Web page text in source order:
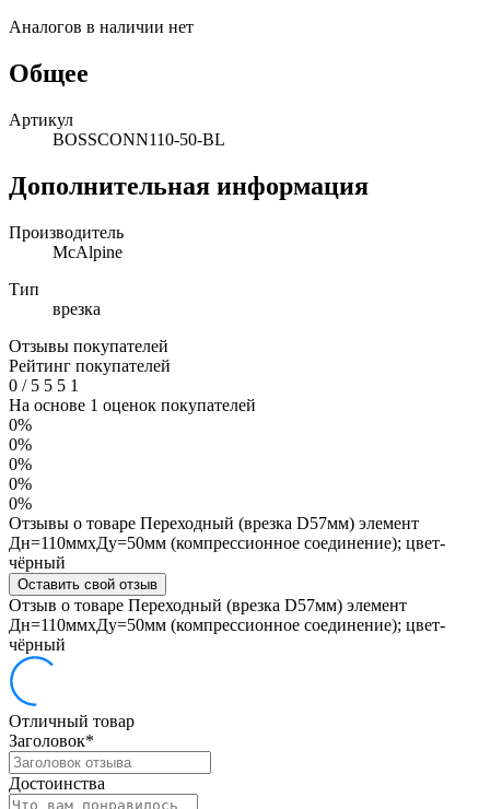
Аналогов в наличии нет
Общее
Артикул
BOSSCONN110-50-BL
Дополнительная информация
Производитель
McAlpine
Тип
врезка
Отзывы покупателей
Рейтинг покупателей
0 /5 5 5 1
На основе 1 оценок покупателей
0%
0%
0%
0%
0%
Отзывы о товаре Переходный (врезка D57мм) элемент
Дн=110ммхДу=50мм (компрессионное соединение); цвет-
чёрный
Оставить свой отзыв
Отзыв о товаре Переходный (врезка D57мм) элемент
Дн=110ммхДу=50мм (компрессионное соединение); цвет-
чёрный
Отличный товар
Заголовок*
Достоинства